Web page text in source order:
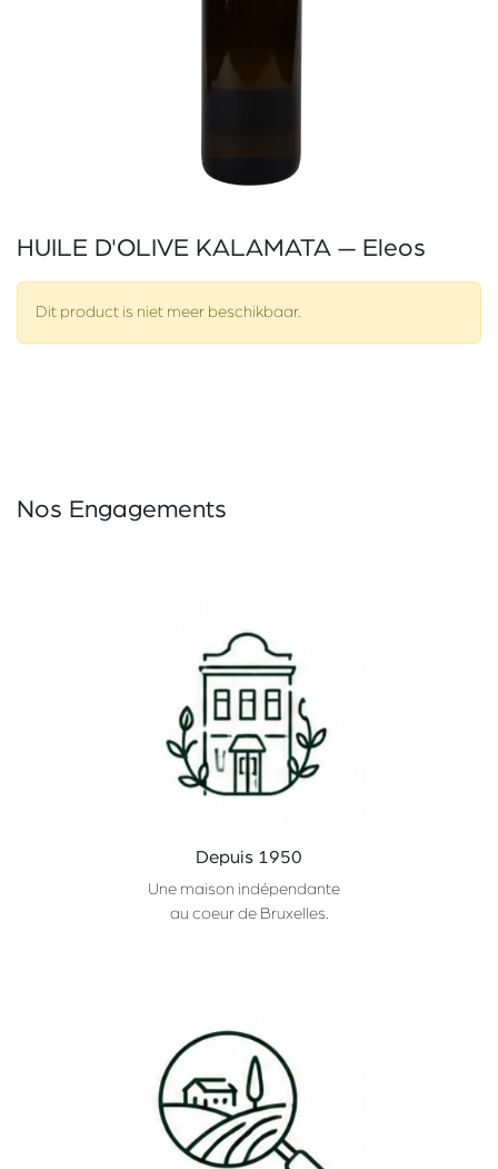
HUILE D'OLIVE KALAMATA — Eleos
Dit product is niet meer beschikbaar.
Nos Engagements
Depuis 1950
Une maison indépendante
au coeur de Bruxelles.